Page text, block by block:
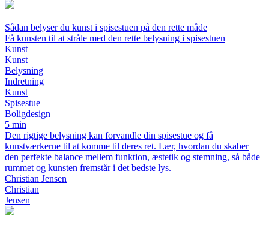
Sådan belyser du kunst i spisestuen på den rette måde
Få kunsten til at stråle med den rette belysning i spisestuen
Kunst
Kunst
Belysning
Indretning
Kunst
Spisestue
Boligdesign
5 min
Den rigtige belysning kan forvandle din spisestue og få
kunstværkerne til at komme til deres ret. Lær, hvordan du skaber
den perfekte balance mellem funktion, æstetik og stemning, så både
rummet og kunsten fremstår i det bedste lys.
Christian Jensen
Christian
Jensen